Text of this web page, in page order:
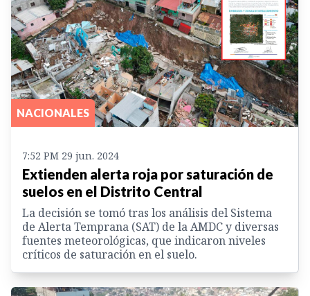
NACIONALES
7:52 PM 29 jun. 2024
Extienden alerta roja por saturación de
suelos en el Distrito Central
La decisión se tomó tras los análisis del Sistema
de Alerta Temprana (SAT) de la AMDC y diversas
fuentes meteorológicas, que indicaron niveles
críticos de saturación en el suelo.